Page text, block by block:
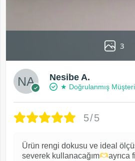
3
Nesibe A.
★ Doğrulanmış Müşteri
5/5
Ürün rengi dokusu ve ideal
severek kullanacağım
ayrıca